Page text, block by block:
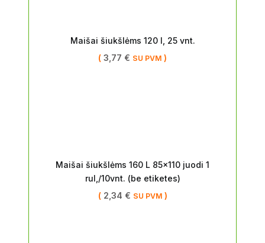
Maišai šiukšlėms 120 l, 25 vnt.
( 3,77 € SU PVM )
Maišai šiukšlėms 160 L 85×110 juodi 1
rul,/10vnt. (be etiketes)
( 2,34 € SU PVM)